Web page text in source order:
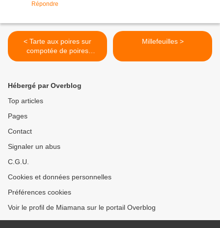
Répondre
< Tarte aux poires sur
compotée de poires
caramélisées
Millefeuilles >
Hébergé par Overblog
Top articles
Pages
Contact
Signaler un abus
C.G.U.
Cookies et données personnelles
Préférences cookies
Voir le profil de Miamana sur le portail Overblog